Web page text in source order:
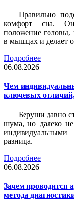
Правильно
комфорт сна.
положение головы,
в мышцах и делает
Подробнее
06.08.2026
Чем
ключевых
Беруши давно
шума, но далеко
индивидуальными
разница.
Подробнее
06.08.2026
Зачем проводится
метода